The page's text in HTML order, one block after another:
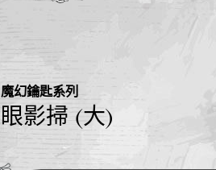
魔幻鑰匙系列
眼影掃 (大)